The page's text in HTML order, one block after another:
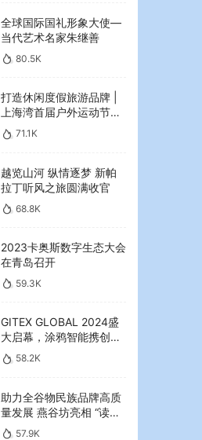
全球国际国礼形象大使—
当代艺术名家朱继善
80.5K
打造休闲度假旅游品牌 |
上海湾首届户外运动节暨
2023年海湾红叶节启幕
71.1K
越览山河 纵情逐梦 新帕
拉丁听风之旅圆满收官
68.8K
2023卡奥斯数字生态大会
在青岛召开
59.3K
GITEX GLOBAL 2024盛
大启幕，涂鸦智能携创新
AI解决方案引领中东可持
续未来
58.2K
助力全谷物民族品牌高质
量发展 燕谷坊亮相 “读懂
中国”国际会议
57.9K